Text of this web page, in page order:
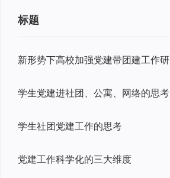
标题
新形势下高校加强党建带团建工作研
学生党建进社团、公寓、网络的思考
学生社团党建工作的思考
党建工作科学化的三大维度